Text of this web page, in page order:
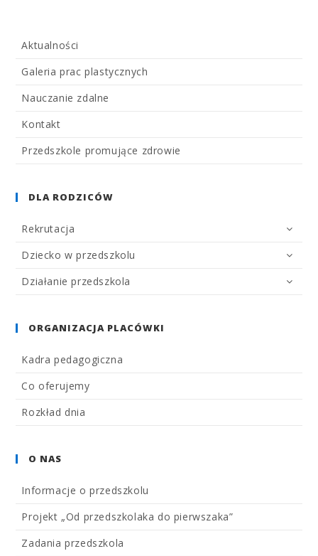
Aktualności
Galeria prac plastycznych
Nauczanie zdalne
Kontakt
Przedszkole promujące zdrowie
DLA RODZICÓW
Rekrutacja
Dziecko w przedszkolu
Działanie przedszkola
ORGANIZACJA PLACÓWKI
Kadra pedagogiczna
Co oferujemy
Rozkład dnia
O NAS
Informacje o przedszkolu
Projekt „Od przedszkolaka do pierwszaka”
Zadania przedszkola